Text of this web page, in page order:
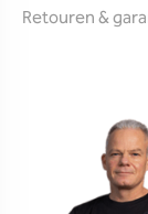
Retouren &